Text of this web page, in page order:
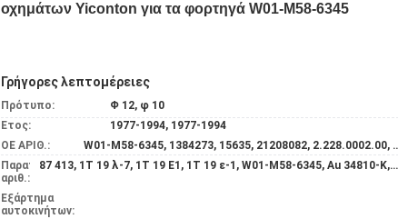
οχημάτων Yiconton για τα φορτηγά W01-M58-6345
Γρήγορες λεπτομέρειες
Πρότυπο:
Φ 12, φ 10
Έτος:
1977-1994, 1977-1994
OE ΑΡΙΘ.:
W01-M58-6345, 1384273, 15635,
Παραπομπή
αριθ.:
87 413, 1T 19 λ-7, 1T 19 E1, 1T 19 ε-1, W01-M58-6345, Au 34810-Κ, 90.30.001, 810 ΜΒ, 0163220, 084.040-71A, JAA40101AE, SP 55810-Κ, 084.040-52A, 04.030.6002.060, RML7921C3, 90-08100-SX, 20.810.CM, 1 Δ 28 Α-2, B2447, BK8401852
Εξάρτημα
αυτοκινήτων: